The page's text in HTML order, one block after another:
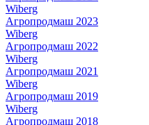
Wiberg
Агропродмаш 2023
Wiberg
Агропродмаш 2022
Wiberg
Агропродмаш 2021
Wiberg
Агропродмаш 2019
Wiberg
Агропродмаш 2018